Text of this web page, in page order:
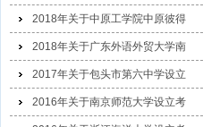
2018年关于中原工学院中原彼得
2018年关于广东外语外贸大学南
2017年关于包头市第六中学设立
2016年关于南京师范大学设立考